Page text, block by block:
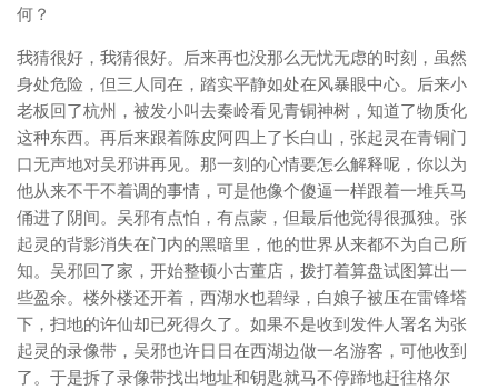
何？
我猜很好，我猜很好。后来再也没那么无忧无虑的时刻，虽然
身处危险，但三人同在，踏实平静如处在风暴眼中心。后来小
老板回了杭州，被发小叫去秦岭看见青铜神树，知道了物质化
这种东西。再后来跟着陈皮阿四上了长白山，张起灵在青铜门
口无声地对吴邪讲再见。那一刻的心情要怎么解释呢，你以为
他从来不干不着调的事情，可是他像个傻逼一样跟着一堆兵马
俑进了阴间。吴邪有点怕，有点蒙，但最后他觉得很孤独。张
起灵的背影消失在门内的黑暗里，他的世界从来都不为自己所
知。吴邪回了家，开始整顿小古董店，拨打着算盘试图算出一
些盈余。楼外楼还开着，西湖水也碧绿，白娘子被压在雷锋塔
下，扫地的许仙却已死得久了。如果不是收到发件人署名为张
起灵的录像带，吴邪也许日日在西湖边做一名游客，可他收到
了。于是拆了录像带找出地址和钥匙就马不停蹄地赶往格尔